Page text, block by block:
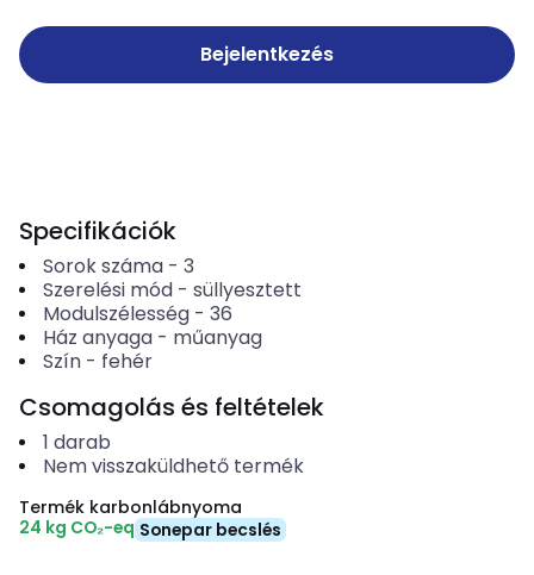
Bejelentkezés
Specifikációk
Sorok száma- 3
Szerelési mód- süllyesztett
Modulszélesség- 36
Ház anyaga- műanyag
Szín- fehér
Csomagolás és feltételek
1 darab
Nem visszaküldhető termék
Termék karbonlábnyoma
24 kg CO₂-eq Sonepar becslés